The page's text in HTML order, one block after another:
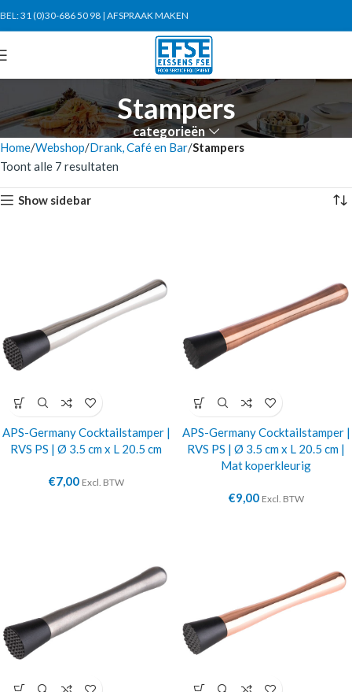
BEL:31 (0)30-686 50 98 | AFSPRAAK MAKEN
Stampers
categorieën
Home Webshop Drank, Café en Bar Stampers
Toont alle 7 resultaten
Show sidebar
APS-Germany Cocktailstamper |
RVS PS | Ø 3.5 cm x L 20.5 cm
€7,00 Excl. BTW
APS-Germany Cocktailstamper |
RVS PS | Ø 3.5 cm x L 20.5 cm |
Mat koperkleurig
€9,00 Excl. BTW